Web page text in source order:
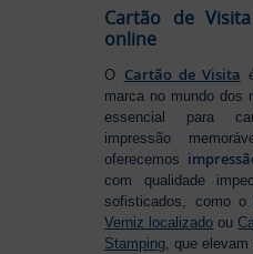
Cartão de
online
O Cartão de Visita
marca no mundo dos
essencial para
impressão
oferecemos
com qualidade
sofisticados, como o
Verniz localizado ou
Stamping, que